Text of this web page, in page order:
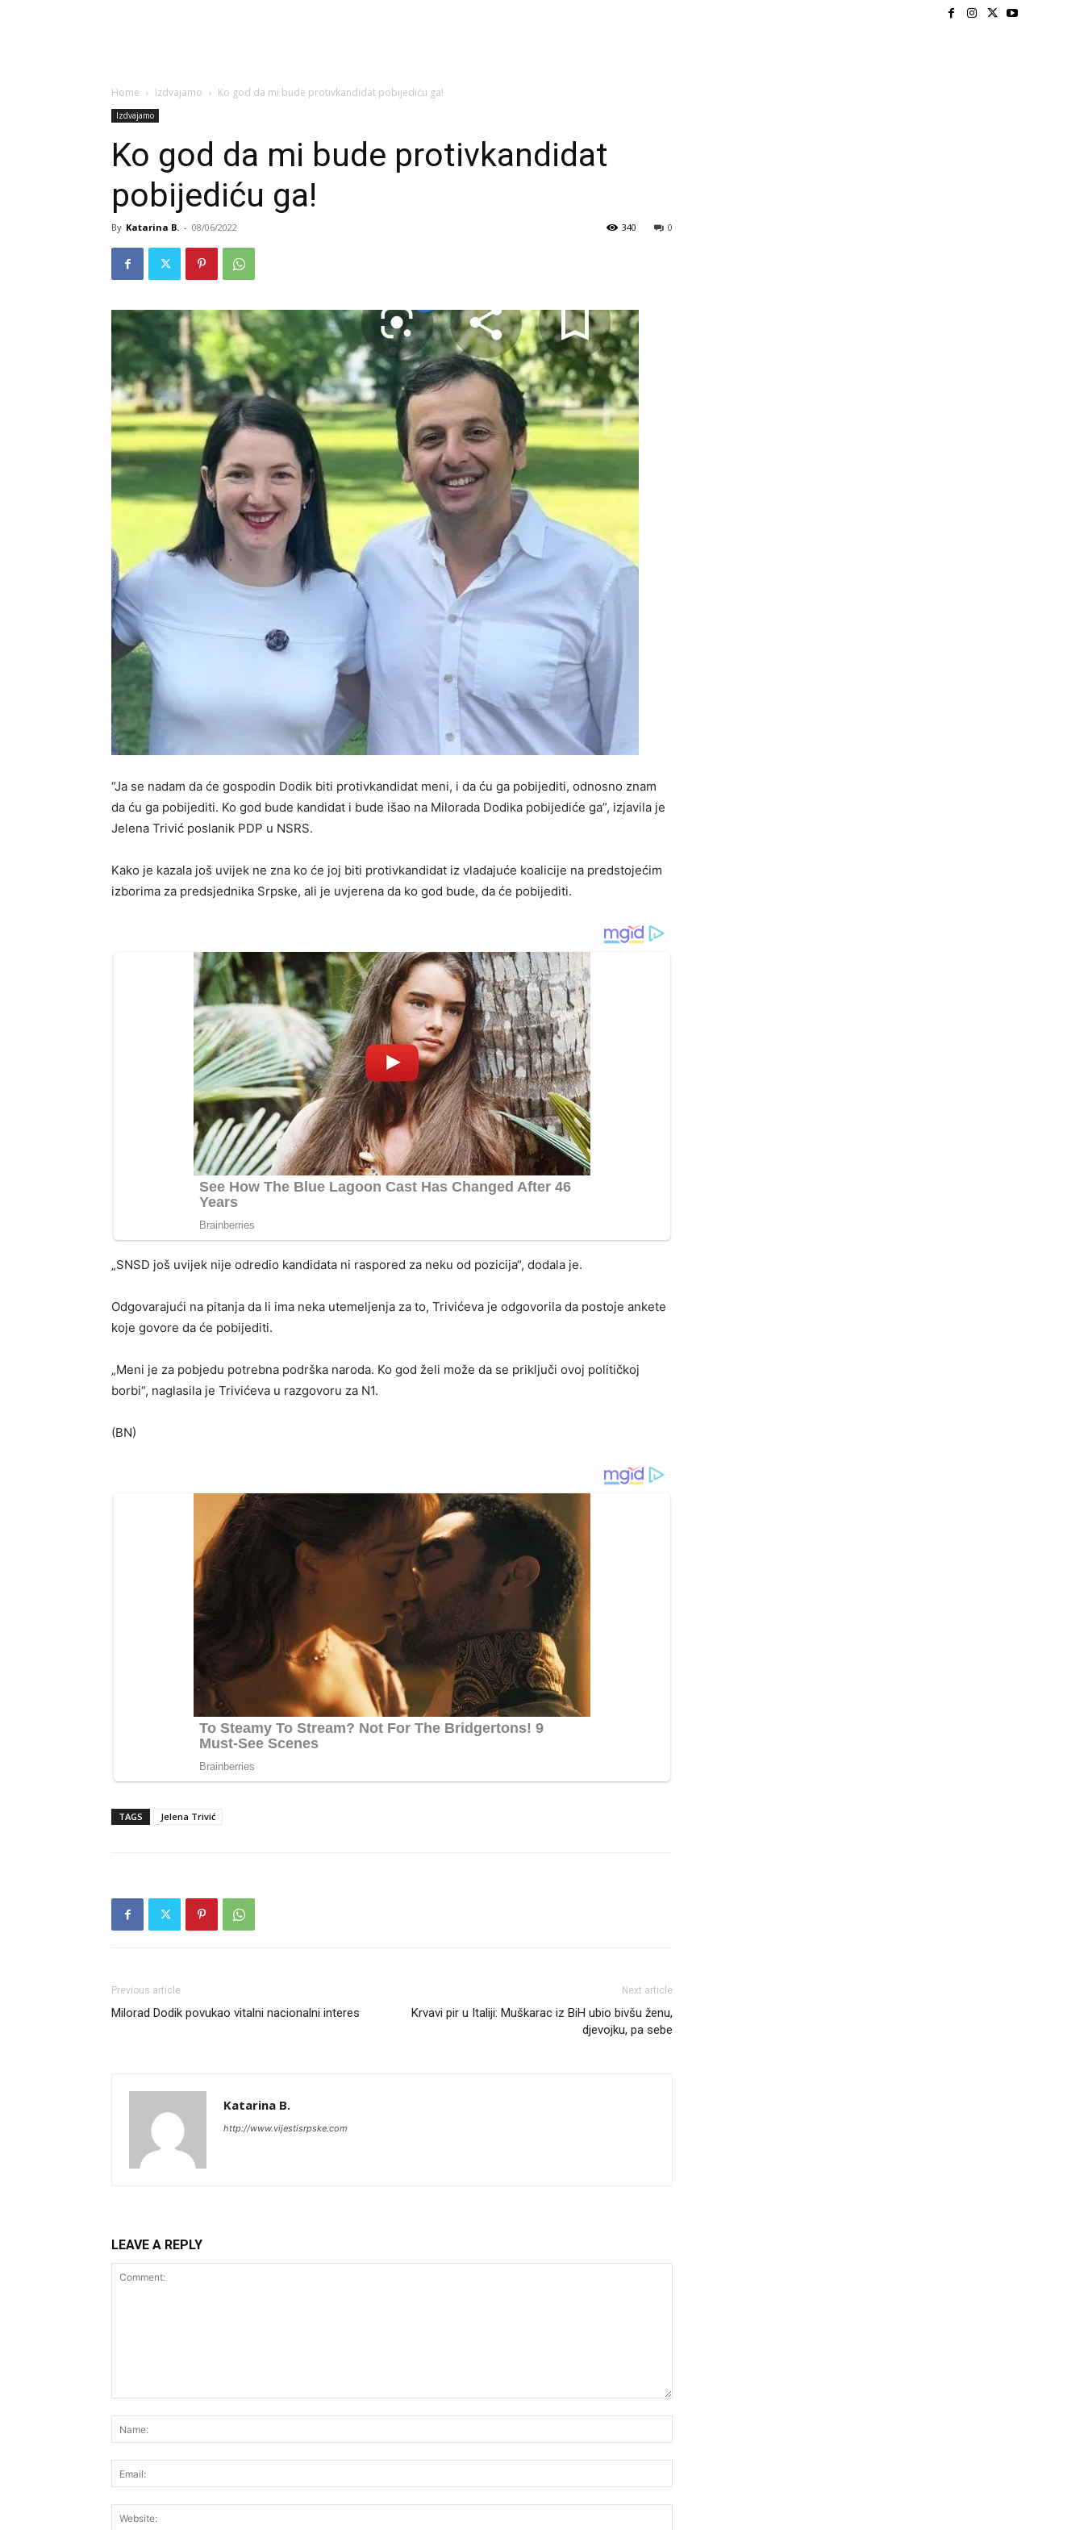
Home Izdvajamo Ko god da mi bude protivkandidat pobijediću ga!
Izdvajamo
Ko god da mi bude protivkandidat
pobijediću ga!
By Katarina B. - 08/06/2022 0
340
“Ja se nadam da će gospodin Dodik biti protivkandidat meni, i da ću ga pobijediti, odnosno znam
da ću ga pobijediti. Ko god bude kandidat i bude išao na Milorada Dodika pobijediće ga”, izjavila je
Jelena Trivić poslanik PDP u NSRS.
Kako je kazala još uvijek ne zna ko će joj biti protivkandidat iz vladajuće koalicije na predstojećim
izborima za predsjednika Srpske, ali je uvjerena da ko god bude, da će pobijediti.
„SNSD još uvijek nije odredio kandidata ni raspored za neku od pozicija“, dodala je.
Odgovarajući na pitanja da li ima neka utemeljenja za to, Trivićeva je odgovorila da postoje ankete
koje govore da će pobijediti.
„Meni je za pobjedu potrebna podrška naroda. Ko god želi može da se priključi ovoj političkoj
borbi“, naglasila je Trivićeva u razgovoru za N1.
(BN)
TAGS Jelena Trivić
Previous article
Milorad Dodik povukao vitalni nacionalni interes
Next article
Krvavi pir u Italiji: Muškarac iz BiH ubio bivšu ženu,
djevojku, pa sebe
Katarina B.
http://www.vijestisrpske.com
LEAVE A REPLY